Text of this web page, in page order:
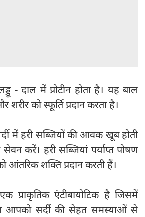
- दाल में प्रोटीन होता है। यह बाल
को स्फूर्ति प्रदान करता है।
में हरी सब्जियों की आवक खूब होती
करें। हरी सब्जियां पर्याप्त पोषण
आंतरिक शक्ति प्रदान करती हैं।
प्राकृतिक एंटीबायोटिक है जिसमें
सर्दी की सेहत समस्याओं से